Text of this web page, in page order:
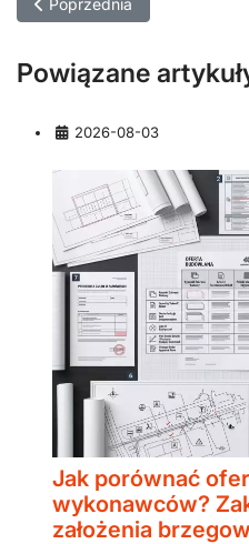
Powiązane
Jak porównać
wykonawców?
założenia
Szczegóły
2026-08-03